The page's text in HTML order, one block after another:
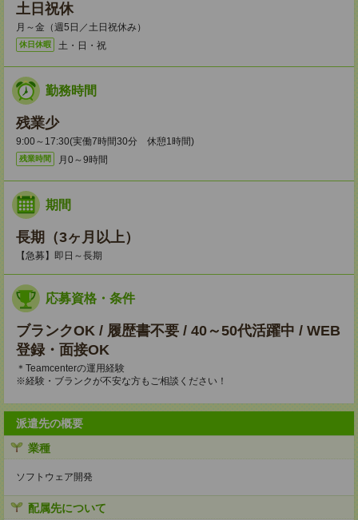
土日祝休
月～金（週5日／土日祝休み）
休日休暇 土・日・祝
勤務時間
残業少
9:00～17:30(実働7時間30分 休憩1時間)
残業時間 月0～9時間
期間
長期（3ヶ月以上）
【急募】即日～長期
応募資格・条件
ブランクOK / 履歴書不要 / 40～50代活躍中 / WEB
登録・面接OK
＊Teamcenterの運用経験
※経験・ブランクが不安な方もご相談ください！
派遣先の概要
業種
ソフトウェア開発
配属先について